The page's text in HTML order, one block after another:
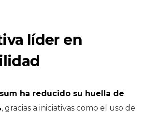
líder en
ha reducido su huella de
, gracias a iniciativas como el uso de